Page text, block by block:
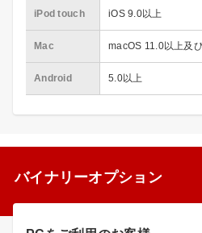
iPod touch iOS 9.0以上
Mac macOS 11.0以上及
Android 5.0以上
バイナリーオプション